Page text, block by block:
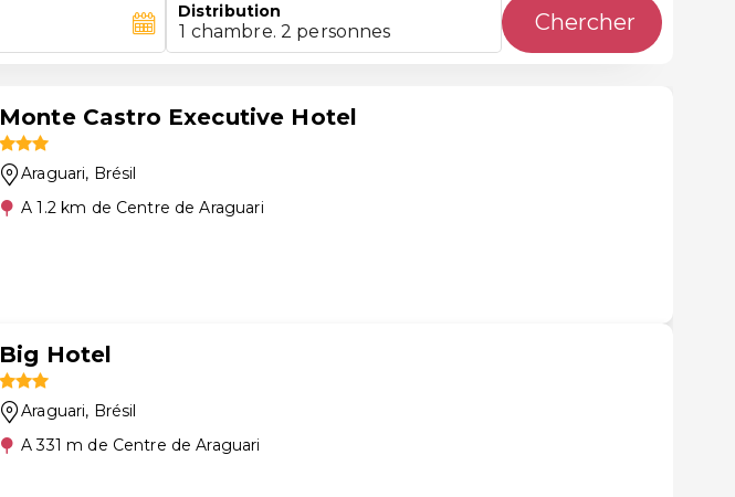
Distribution
1 chambre. 2 personnes Chercher
Monte Castro Executive Hotel
Araguari, Brésil
A 1.2 km de Centre de Araguari
Big Hotel
Araguari, Brésil
A 331 m de Centre de Araguari